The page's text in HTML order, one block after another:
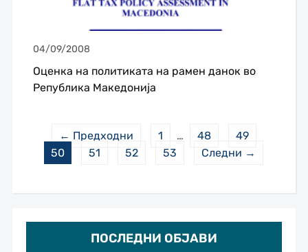
ПОСЛЕДНИ ОБЈАВИ
04/09/2008
Оценка на политиката на рамен данок во
Република Македонија
← Предходни 1 … 48
49
50
51 52 53 Следни →